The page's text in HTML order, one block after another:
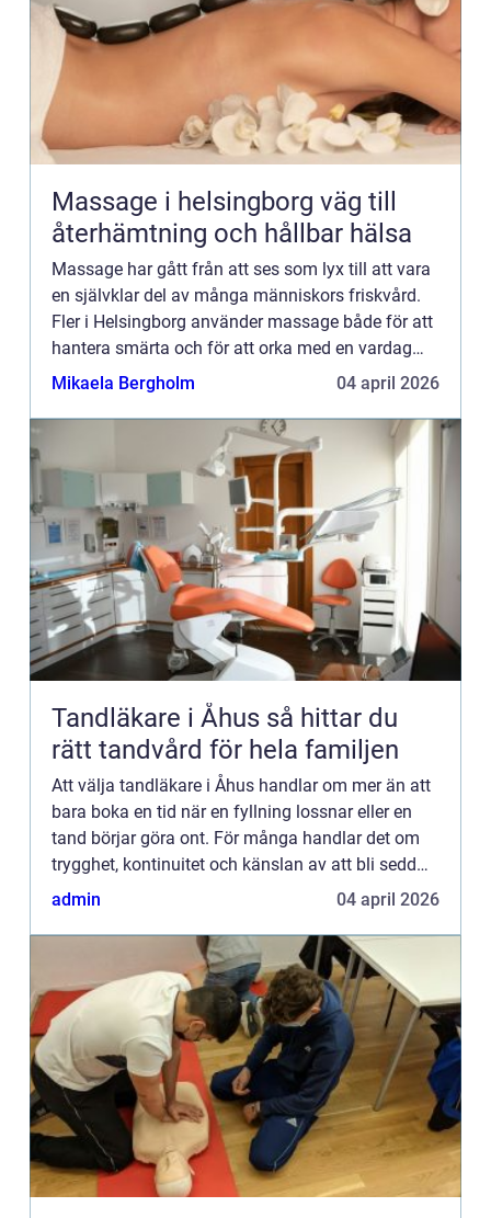
Massage i helsingborg väg till
återhämtning och hållbar hälsa
Massage har gått från att ses som lyx till att vara
en självklar del av många människors friskvård.
Fler i Helsingborg använder massage både för att
hantera smärta och för att orka med en vardag
fylld av arbete, träning och familjeliv. Genom
Mikaela Bergholm 04 april 2026
Tandläkare i Åhus så hittar du
rätt tandvård för hela familjen
Att välja tandläkare i Åhus handlar om mer än att
bara boka en tid när en fyllning lossnar eller en
tand börjar göra ont. För många handlar det om
trygghet, kontinuitet och känslan av att bli sedd
som person, inte bara som en mun full av tänder. I
admin 04 april 2026